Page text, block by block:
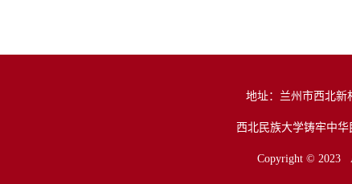
地址：兰州市西北新
西北民族大学铸牢中
Copyright © 2023